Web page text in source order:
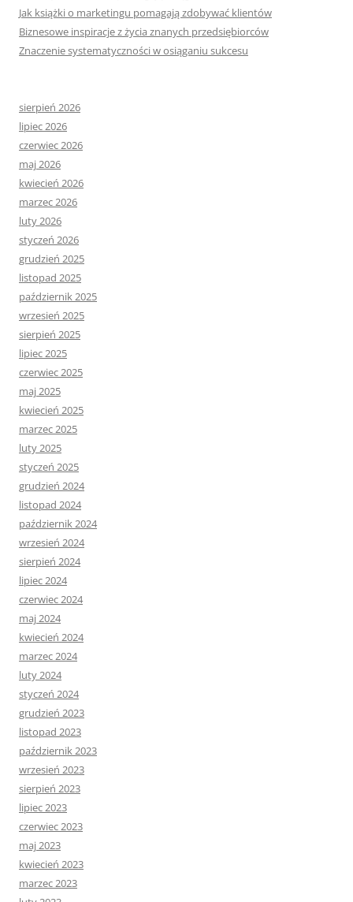
Jak książki o marketingu pomagają zdobywać klientów
Biznesowe inspiracje z życia znanych przedsiębiorców
Znaczenie systematyczności w osiąganiu sukcesu
sierpień 2026
lipiec 2026
czerwiec 2026
maj 2026
kwiecień 2026
marzec 2026
luty 2026
styczeń 2026
grudzień 2025
listopad 2025
październik 2025
wrzesień 2025
sierpień 2025
lipiec 2025
czerwiec 2025
maj 2025
kwiecień 2025
marzec 2025
luty 2025
styczeń 2025
grudzień 2024
listopad 2024
październik 2024
wrzesień 2024
sierpień 2024
lipiec 2024
czerwiec 2024
maj 2024
kwiecień 2024
marzec 2024
luty 2024
styczeń 2024
grudzień 2023
listopad 2023
październik 2023
wrzesień 2023
sierpień 2023
lipiec 2023
czerwiec 2023
maj 2023
kwiecień 2023
marzec 2023